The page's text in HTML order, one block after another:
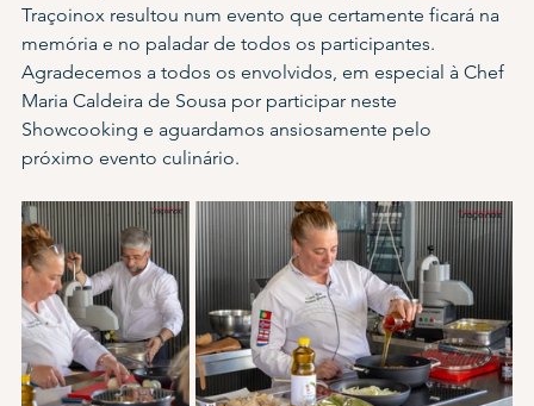
Traçoinox resultou num evento que certamente ficará na
memória e no paladar de todos os participantes.
Agradecemos a todos os envolvidos, em especial à Chef
Maria Caldeira de Sousa por participar neste
Showcooking e aguardamos ansiosamente pelo
próximo evento culinário.